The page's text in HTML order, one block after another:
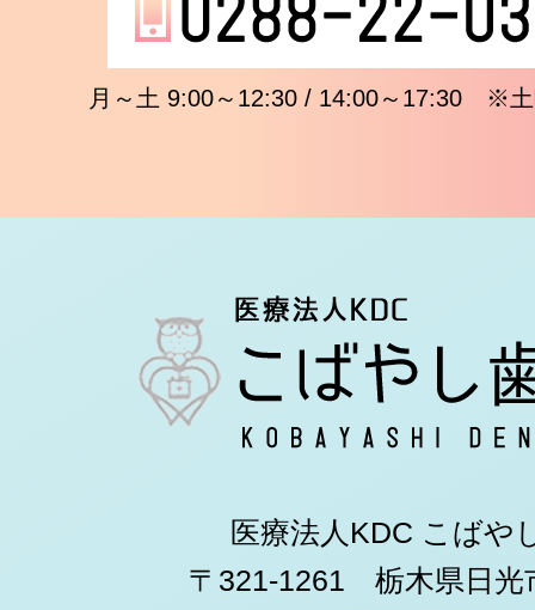
月～土 9:00～12:30 / 14:00～17:30 ※土
医療法人KDC こばや
〒321-1261 栃木県日光